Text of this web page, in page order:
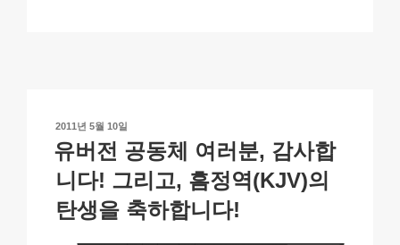
n
k
o
k
p
at
작
성
일
자
2011년 5월 10일
유버전 공동체 여러분, 감사합
니다! 그리고, 흠정역(KJV)의
탄생을 축하합니다!